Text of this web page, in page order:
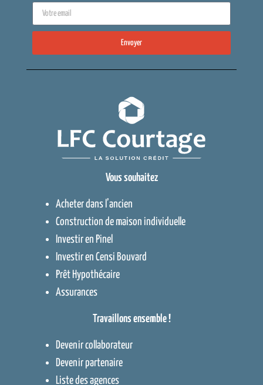
Envoyer
Vous souhaitez
Acheter dans l’ancien
Construction de maison individuelle
Investir en Pinel
Investir en Censi Bouvard
Prêt Hypothécaire
Assurances
Travaillons ensemble !
Devenir collaborateur
Devenir partenaire
Liste des agences